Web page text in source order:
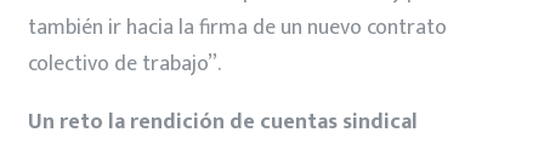
también ir hacia la firma de un nuevo contrato
colectivo de trabajo”.
Un reto la rendición de cuentas sindical